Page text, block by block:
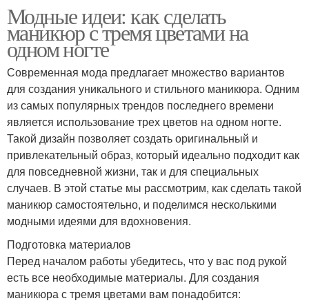
Модные идеи: как сделать
маникюр с тремя цветами на
одном ногте
Современная мода предлагает множество вариантов
для создания уникального и стильного маникюра. Одним
из самых популярных трендов последнего времени
является использование трех цветов на одном ногте.
Такой дизайн позволяет создать оригинальный и
привлекательный образ, который идеально подходит как
для повседневной жизни, так и для специальных
случаев. В этой статье мы рассмотрим, как сделать такой
маникюр самостоятельно, и поделимся несколькими
модными идеями для вдохновения.
Подготовка материалов
Перед началом работы убедитесь, что у вас под рукой
есть все необходимые материалы. Для создания
маникюра с тремя цветами вам понадобится: